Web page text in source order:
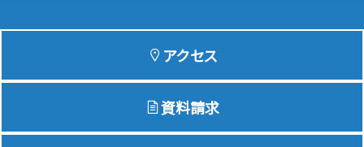
School Life 学校生活
アクセス
資料請求